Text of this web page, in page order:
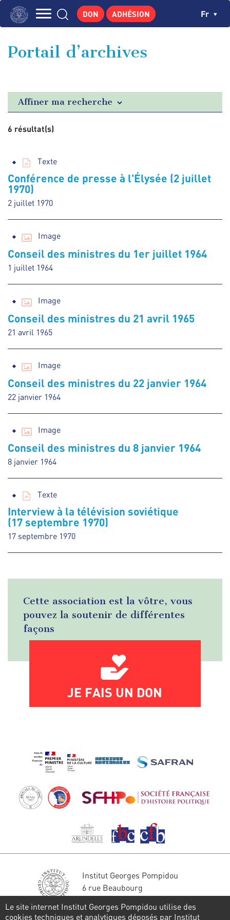
Aller
principale
GEORGES POMPIDOU
PUBLICATIONS
ACTUALITÉS
DON ADHÉSION Fr
Portail d’archives
Affiner ma recherche
6 résultat(s)
Texte
Conférence de presse à l'Élysée (2 juillet
1970)
2 juillet 1970
Image
Conseil des ministres du 1er juillet 1964
1 juillet 1964
Image
Conseil des ministres du 21 avril 1965
21 avril 1965
Image
Conseil des ministres du 22 janvier 1964
22 janvier 1964
Image
Conseil des ministres du 8 janvier 1964
8 janvier 1964
Texte
Interview à la télévision soviétique
(17 septembre 1970)
17 septembre 1970
Cette association est la vôtre, vous
pouvez la soutenir de différentes
façons
JE FAIS UN DON
Institut Georges Pompidou
6 rue Beaubourg
Tél. : 01 44 78 41 22
Panneau de gestion des cookies
Le site internet Institut Georges Pompidou utilise des
cookies techniques et analytiques déposés par Institut